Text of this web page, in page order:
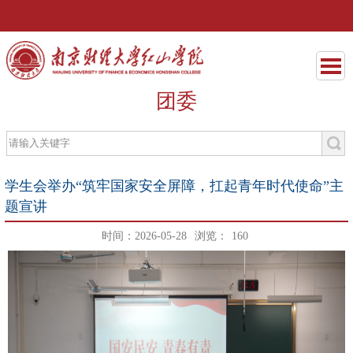
团委
学生会举办“筑牢国家安全屏障，扛起青年时代使命”主
题宣讲
时间：2026-05-28 浏览： 160